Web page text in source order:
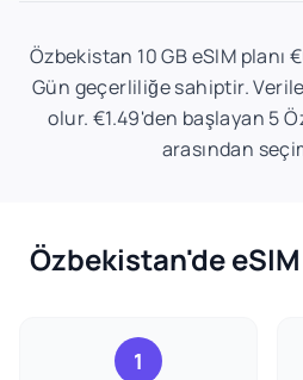
Özbekistan 10 GB eSIM
Gün geçerliliğe sahiptir.
olur. €1.49'den başlayan 5
arasından
Özbekistan'de eSIM
1